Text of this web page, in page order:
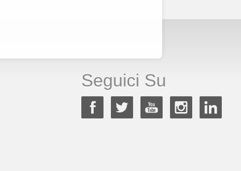
Seguici Su